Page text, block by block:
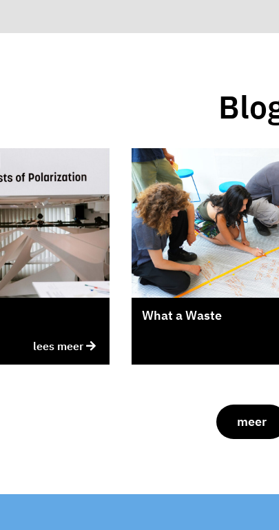
lees meer
What a Waste
meer